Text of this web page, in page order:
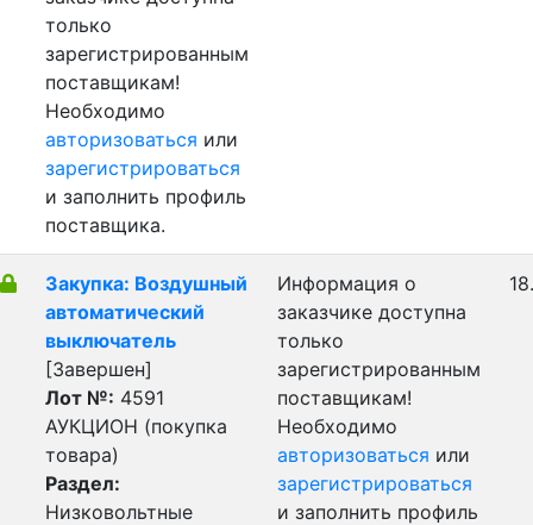
только
зарегистрированным
поставщикам!
Необходимо
авторизоваться или
зарегистрироваться
и заполнить профиль
поставщика.
Закупка: Воздушный
автоматический
выключатель
[Завершен]
Лот №: 4591
АУКЦИОН (покупка
товара)
Раздел:
Низковольтные
Информация о
заказчике доступна
только
зарегистрированным
поставщикам!
Необходимо
авторизоваться или
зарегистрироваться
и заполнить профиль